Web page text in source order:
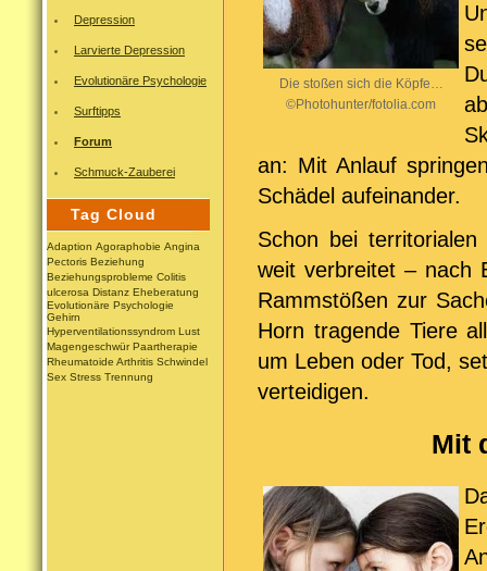
Depression
Larvierte Depression
Evolutionäre Psychologie
Surftipps
Forum
Schmuck-Zauberei
Tag Cloud
Adaption Agoraphobie Angina
Pectoris Beziehung
Beziehungsprobleme Colitis
ulcerosa Distanz Eheberatung
Evolutionäre Psychologie
Gehirn
Hyperventilationssyndrom Lust
Magengeschwür Paartherapie
Rheumatoide Arthritis Schwindel
Sex Stress Trennung
Die stoßen sich die Köpfe…
©Photohunter/fotolia.com
an: Mit Anlauf
Schädel aufeinander.
Schon bei
weit verbreitet – nach
Rammstößen zur
Horn tragende Tiere
um Leben oder Tod,
verteidigen.
Mit